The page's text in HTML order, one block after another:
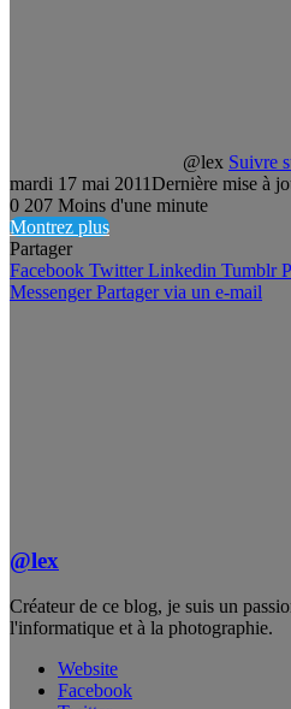
@lex Suivre
mardi 17 mai 2011Dernière mise à
0 207 Moins d'une minute
Montrez plus
Partager
Facebook Twitter Linkedin Tumblr
Messenger Partager via un e-mail
@lex
Créateur de ce blog, je suis un
l'informatique et à la photographie.
Website
Facebook